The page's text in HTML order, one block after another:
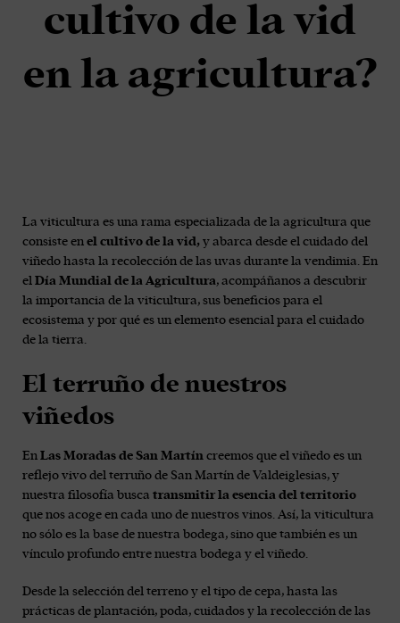
cultivo de la vid
en la agricultura?
La viticultura es una rama especializada de la agricultura que
consiste en el cultivo de la vid, y abarca desde el cuidado del
viñedo hasta la recolección de las uvas durante la vendimia. En
el Día Mundial de la Agricultura, acompáñanos a descubrir
la importancia de la viticultura, sus beneficios para el
ecosistema y por qué es un elemento esencial para el cuidado
de la tierra.
El terruño de nuestros
viñedos
En Las Moradas de San Martín creemos que el viñedo es un
reflejo vivo del terruño de San Martín de Valdeiglesias, y
nuestra filosofía busca transmitir la esencia del territorio
que nos acoge en cada uno de nuestros vinos. Así, la viticultura
no sólo es la base de nuestra bodega, sino que también es un
vínculo profundo entre nuestra bodega y el viñedo.
Desde la selección del terreno y el tipo de cepa, hasta las
prácticas de plantación, poda, cuidados y la recolección de las